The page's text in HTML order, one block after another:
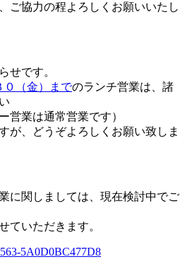
ご協力の程よろしくお願いいたし
せです。
０（金）までのランチ営業は、諸
営業は通常営業です）
が、どうぞよろしくお願い致しま
に関しましては、現在検討中でご
ていただきます。